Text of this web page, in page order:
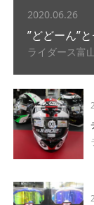
2020.06.26
”どどーん”
ライダース富